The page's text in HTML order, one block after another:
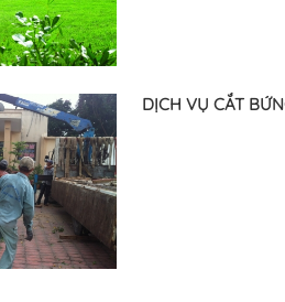
DỊCH VỤ CẮT